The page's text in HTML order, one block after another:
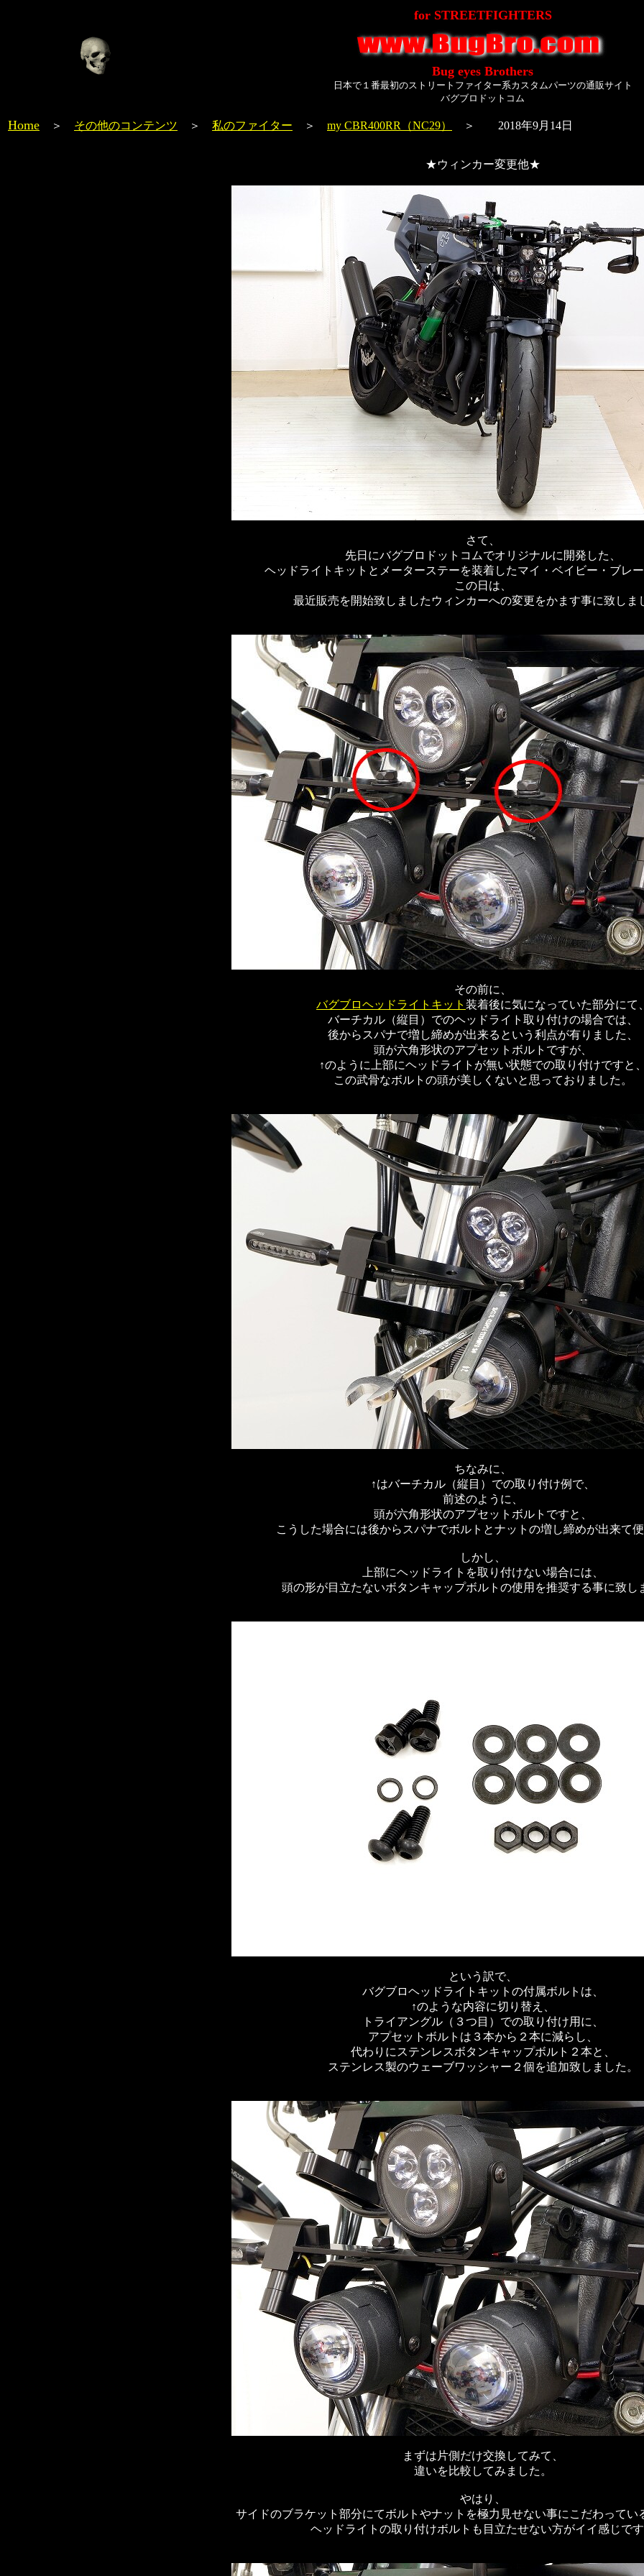
for STREETFIGHTERS
Bug eyes Brothers
日本で１番最初のストリートファイター系カスタムパーツの通販サイト
バグブロドットコム
Home ＞ その他のコンテンツ ＞ 私のファイター ＞ my CBR400RR（NC29） ＞ 2018年9月14日
★ウィンカー変更他★
さて、
先日にバグブロドットコムでオリジナルに開発した、
ヘッドライトキットとメーターステーを装着したマイ・ベイビー・ブレ
この日は、
最近販売を開始致しましたウィンカーへの変更をかます事に致しま
その前に、
バグブロヘッドライトキット 装着後に気になっていた部分にて
バーチカル（縦目）でのヘッドライト取り付けの場合では、
後からスパナで増し締めが出来るという利点が有りました、
頭が六角形状のアプセットボルトですが、
↑のように上部にヘッドライトが無い状態での取り付けですと
この武骨なボルトの頭が美しくないと思っておりました。
ちなみに、
↑はバーチカル（縦目）での取り付け例で、
前述のように、
頭が六角形状のアプセットボルトですと、
こうした場合には後からスパナでボルトとナットの増し締めが出来て
しかし、
上部にヘッドライトを取り付けない場合には、
頭の形が目立たないボタンキャップボルトの使用を推奨する事に致し
という訳で、
バグブロヘッドライトキットの付属ボルトは、
↑のような内容に切り替え、
トライアングル（３つ目）での取り付け用に、
アプセットボルトは３本から２本に減らし、
代わりにステンレスボタンキャップボルト２本と、
ステンレス製のウェーブワッシャー２個を追加致しました。
まずは片側だけ交換してみて、
違いを比較してみました。
やはり、
サイドのブラケット部分にてボルトやナットを極力見せない事にこだわってい
ヘッドライトの取り付けボルトも目立たせない方がイイ感じで